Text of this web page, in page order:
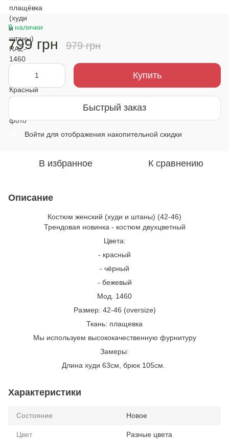
В наличии
799 грн 979 грн
Купить
Быстрый заказ
Войти для отображения накопительной скидки
В избранное К сравнению
Описание
Костюм женский (худи и штаны) (42-46)
Трендовая новинка - костюм двухцветный
Цвета:
- красный
- чёрный
- бежевый
Мод. 1460
Размер: 42-46 (oversize)
Ткань: плащевка
Мы используем высококачественную фурнитуру
Замеры:
Длина худи 63см, брюк 105см.
Характеристики
Состояние Новое
Цвет Разные цвета